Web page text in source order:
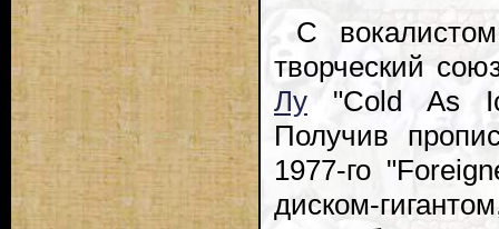
С
творческий
Лу "Cold As
Получив
1977-го
диском-